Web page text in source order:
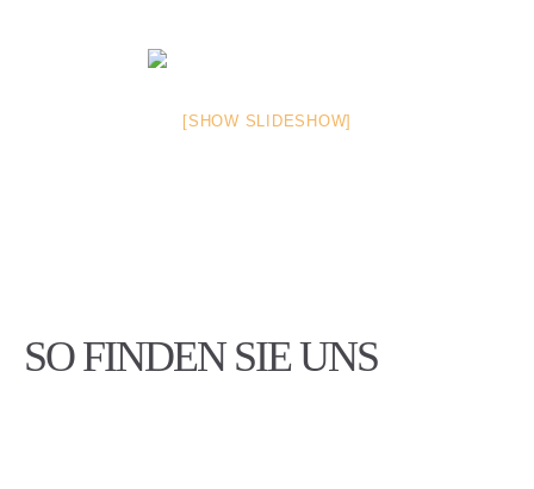
[SHOW SLIDESHOW]
SO FINDEN SIE UNS